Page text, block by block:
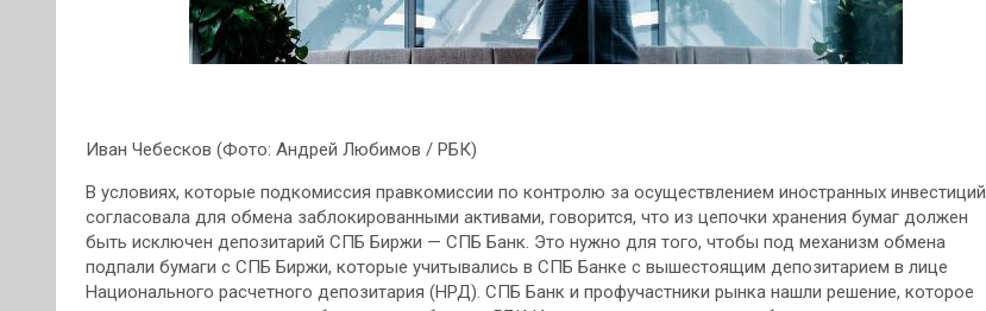
Иван Чебесков (Фото: Андрей Любимов / РБК)
В условиях, которые подкомиссия правкомиссии по контролю за осуществлением иностранных инвестиций
согласовала для обмена заблокированными активами, говорится, что из цепочки хранения бумаг должен
быть исключен депозитарий СПБ Биржи — СПБ Банк. Это нужно для того, чтобы под механизм обмена
подпали бумаги с СПБ Биржи, которые учитывались в СПБ Банке с вышестоящим депозитарием в лице
Национального расчетного депозитария (НРД). СПБ Банк и профучастники рынка нашли решение, которое